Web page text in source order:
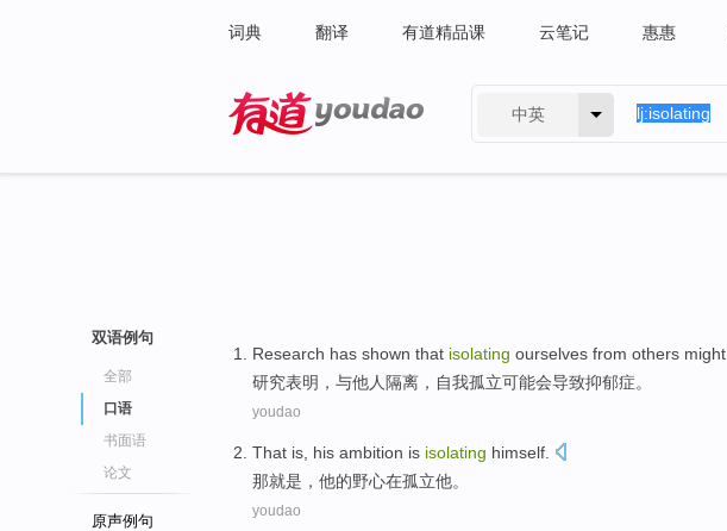
词典 翻译 有道精品课 云笔记 惠惠
中英
双语例句
全部
口语
书面语
论文
原声例句
Research has shown that isolating ourselves from others might
研究表明 ， 与他人 隔离 ， 自我孤立可能会导致抑郁症。
youdao
That is his ambition is isolating himself
那就是 ， 他的野心在孤立他。
youdao